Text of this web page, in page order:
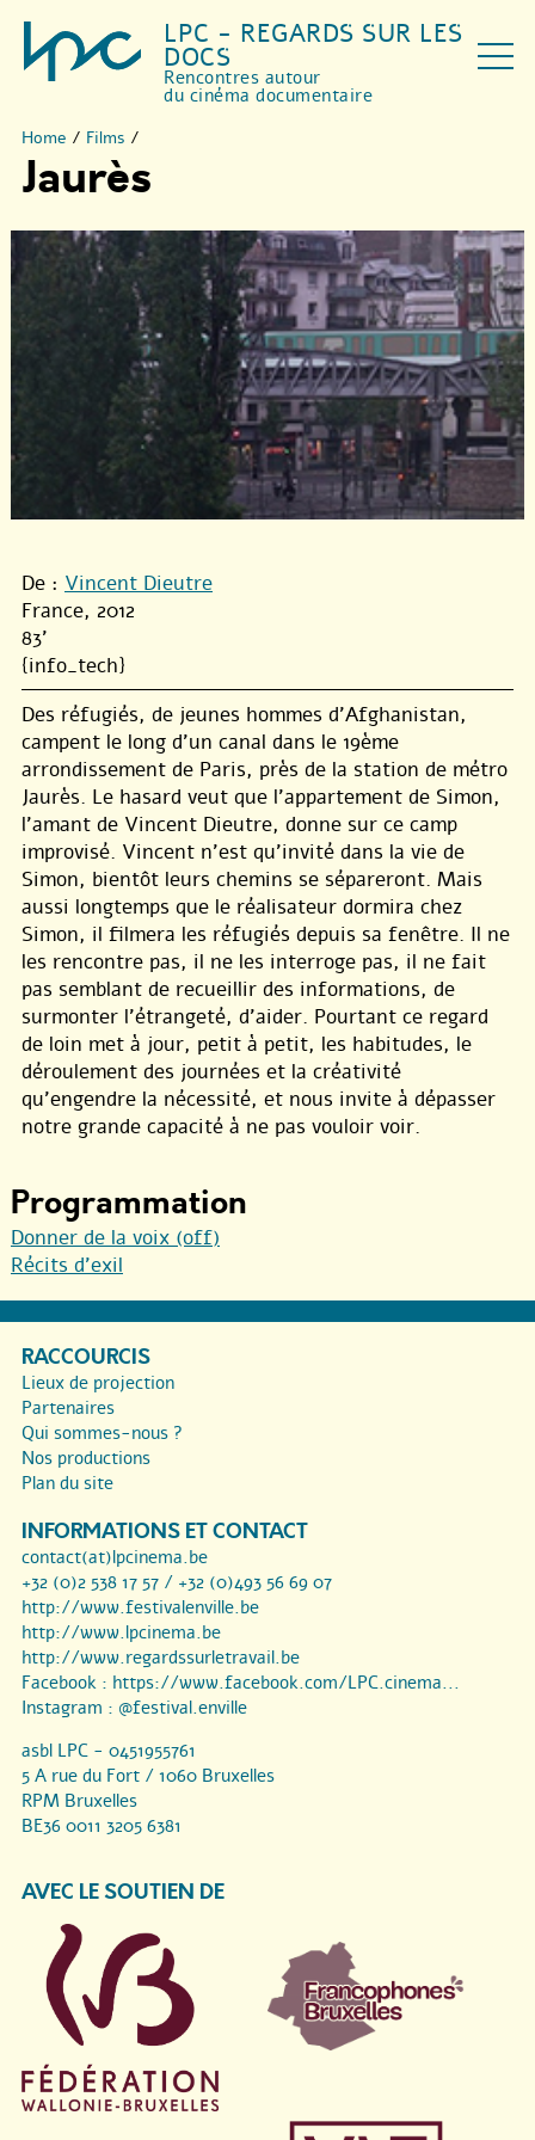
LPC - REGARDS SUR LES
DOCS
Rencontres autour
du cinéma documentaire
Home / Films /
Jaurès
De : Vincent Dieutre
France, 2012
83'
{info_tech}
Des réfugiés, de jeunes hommes d’Afghanistan,
campent le long d’un canal dans le 19ème
arrondissement de Paris, près de la station de métro
Jaurès. Le hasard veut que l’appartement de Simon,
l’amant de Vincent Dieutre, donne sur ce camp
improvisé. Vincent n’est qu’invité dans la vie de
Simon, bientôt leurs chemins se sépareront. Mais
aussi longtemps que le réalisateur dormira chez
Simon, il filmera les réfugiés depuis sa fenêtre. Il ne
les rencontre pas, il ne les interroge pas, il ne fait
pas semblant de recueillir des informations, de
surmonter l’étrangeté, d’aider. Pourtant ce regard
de loin met à jour, petit à petit, les habitudes, le
déroulement des journées et la créativité
qu’engendre la nécessité, et nous invite à dépasser
notre grande capacité à ne pas vouloir voir.
Programmation
Donner de la voix (off)
Récits d’exil
RACCOURCIS
Lieux de projection
Partenaires
Qui sommes-nous ?
Nos productions
Plan du site
INFORMATIONS ET CONTACT
contact(at)lpcinema.be
+32 (0)2 538 17 57 / +32 (0)493 56 69 07
http://www.festivalenville.be
http://www.lpcinema.be
http://www.regardssurletravail.be
Facebook : https://www.facebook.com/LPC.cinema...
Instagram : @festival.enville
asbl LPC - 0451955761
5 A rue du Fort / 1060 Bruxelles
RPM Bruxelles
BE36 0011 3205 6381
AVEC LE SOUTIEN DE